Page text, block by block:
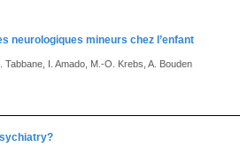
neurologiques mineurs chez l’enfant
I. Amado, M.-O. Krebs, A. Bouden